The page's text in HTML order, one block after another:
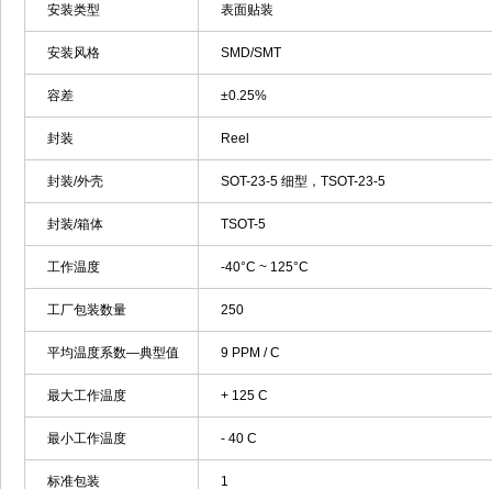
安装类型 表面贴装
安装风格 SMD/SMT
容差 ±0.25%
封装 Reel
封装/外壳 SOT-23-5 细型，TSOT-23-5
封装/箱体 TSOT-5
工作温度 -40°C ~ 125°C
工厂包装数量 250
平均温度系数—典型值 9 PPM / C
最大工作温度 + 125 C
最小工作温度 - 40 C
标准包装 1